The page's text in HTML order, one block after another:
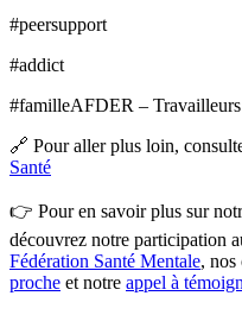
#peersupport
#addict
#familleAFDER –
🔗 Pour aller plus loin,
Santé
👉 Pour en savoir plus sur
découvrez notre participation
Fédération Santé Mentale, nos
proche et notre appel à